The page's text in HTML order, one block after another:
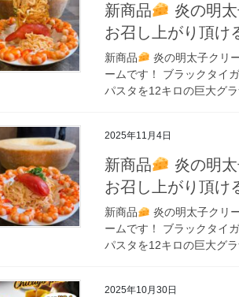
新商品
炎の明
お召し上がり頂け
新商品
炎の明太子クリ
ームです！ ブラックタイ
パスタを12キロの巨大グ
2025年11月4日
新商品
炎の明
お召し上がり頂け
新商品
炎の明太子クリ
ームです！ ブラックタイ
パスタを12キロの巨大グ
2025年10月30日